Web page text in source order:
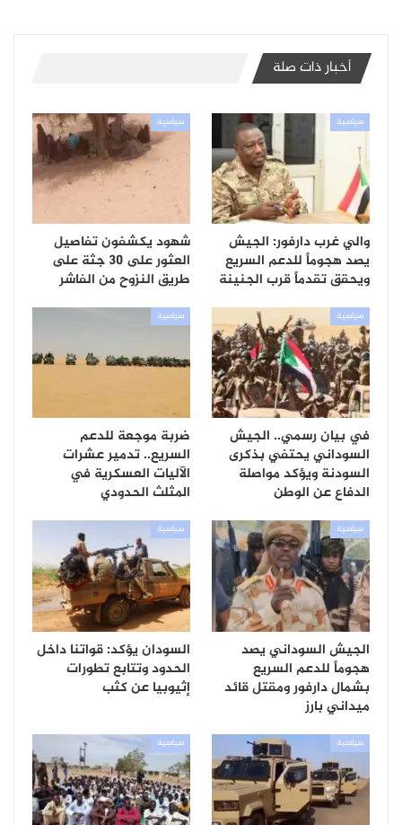
أخبار ذات صلة
سياسية
والي غرب دارفور: الجيش
يصد هجوماً للدعم السريع
ويحقق تقدماً قرب الجنينة
سياسية
شهود يكشفون تفاصيل
العثور على 30 جثة على
طريق النزوح من الفاشر
سياسية
في بيان رسمي.. الجيش
السوداني يحتفي بذكرى
السودنة ويؤكد مواصلة
الدفاع عن الوطن
سياسية
ضربة موجعة للدعم
السريع.. تدمير عشرات
الآليات العسكرية في
المثلث الحدودي
سياسية
الجيش السوداني يصد
هجوماً للدعم السريع
بشمال دارفور ومقتل قائد
ميداني بارز
سياسية
السودان يؤكد: قواتنا داخل
الحدود وتتابع تطورات
إثيوبيا عن كثب
سياسية سياسية